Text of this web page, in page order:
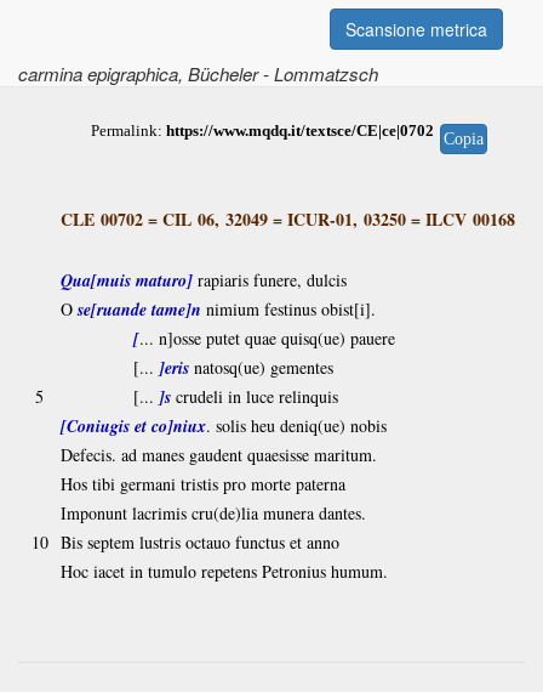
Scansione metrica
carmina epigraphica, Bücheler - Lommatzsch
Permalink: https://www.mqdq.it/textsce/CE|ce|0702 Copia
CLE 00702=CIL 06, 32049=ICUR-01, 03250=ILCV 00168
Qua[muis maturo] rapiaris funere, dulcis
Ose[ruande tame]n nimium festinus obist[i].
[... n]osse putet quae quisq(ue) pauere
[... ]eris natosq(ue) gementes
5
[... ]s crudeli in luce relinquis
[Coniugis et co]niux. solis heu deniq(ue) nobis
Defecis. ad manes gaudent quaesisse maritum.
Hos tibi germani tristis pro morte paterna
Imponunt lacrimis cru(de)lia munera dantes.
10 Bis septem lustris octauo functus et anno
Hoc iacet in tumulo repetens Petronius humum.